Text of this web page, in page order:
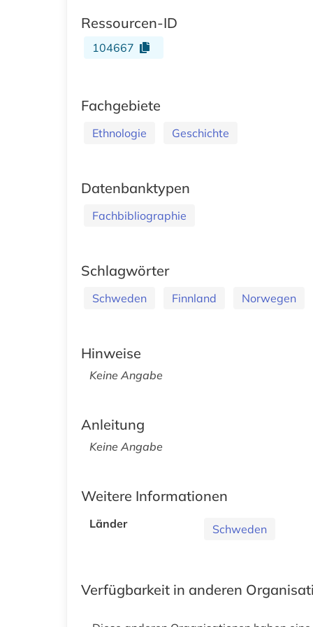
Ressourcen-ID
104667
Fachgebiete
Ethnologie Geschichte
Datenbanktypen
Fachbibliographie
Schlagwörter
Schweden Finnland Norwegen
Hinweise
Keine Angabe
Anleitung
Keine Angabe
Weitere Informationen
Länder Schweden
Verfügbarkeit in anderen